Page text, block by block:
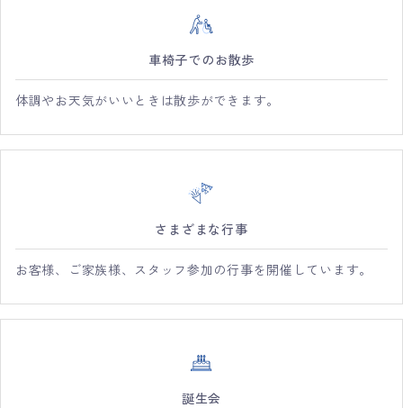
車椅子でのお散歩
体調やお天気がいいときは散歩ができます。
さまざまな行事
お客様、ご家族様、スタッフ参加の行事を開催しています。
誕生会